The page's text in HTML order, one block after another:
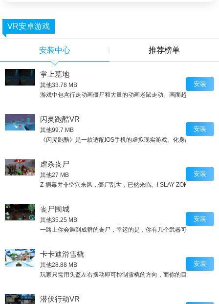
VR安卓游戏
安装中心 推荐榜单
掌上墓地
其他33.78 MB
游戏中包含行走动画僵尸和大量的动画老鼠走动。画面超级逼真！胆
安装
闪灵跑酷VR
其他99.7 MB
《闪灵跑酷》是一款适配IOS手机的虚拟现实游戏。化身超能跑酷选
安装
虐杀丧尸
其他27 MB
Z-病毒并非空穴来风，僵尸乱世，已然来临。I SLAY ZOMBIES –
安装
丧尸围城
其他35.25 MB
一路上你会遇到成群的丧尸，幸运的是，你有几个武器可以任意使
安装
卡卡迪滑雪橇
其他28.88 MB
玩家只需用头盔左右摆动即可控制雪橇的方向，而你的目的不仅仅
安装
潜伏行动VR